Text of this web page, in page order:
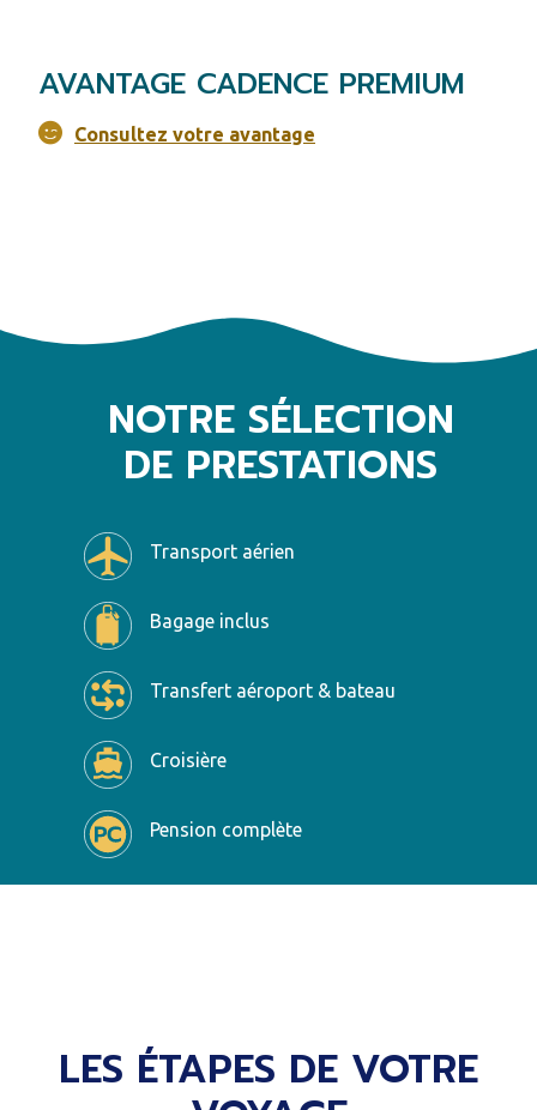
AVANTAGE CADENCE PREMIUM
Consultez votre avantage
NOTRE SÉLECTION
DE PRESTATIONS
Transport aérien
Bagage inclus
Transfert aéroport & bateau
Croisière
Pension complète
LES ÉTAPES DE VOTRE